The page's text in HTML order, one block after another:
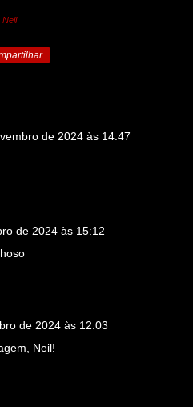
Neil
de 2024 às 14:47
de 2024 às 15:12
de 2024 às 12:03
Neil!